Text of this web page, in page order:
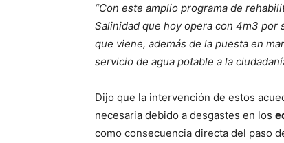
“Con este amplio programa de
Salinidad que hoy opera con 4m3
que viene, además de la puesta en
servicio de agua potable a la
Dijo que la intervención de estos
necesaria debido a desgastes en los
como consecuencia directa del paso